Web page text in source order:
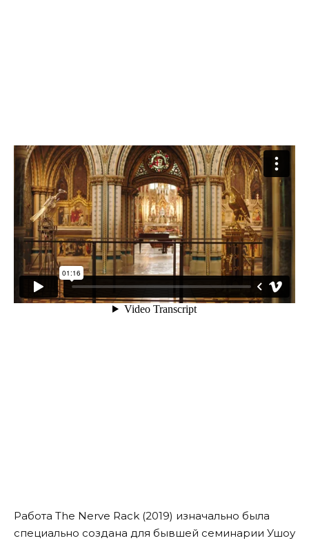
Работа The Nerve Rack (2019) изначально была
специально создана для бывшей семинарии Ушоу